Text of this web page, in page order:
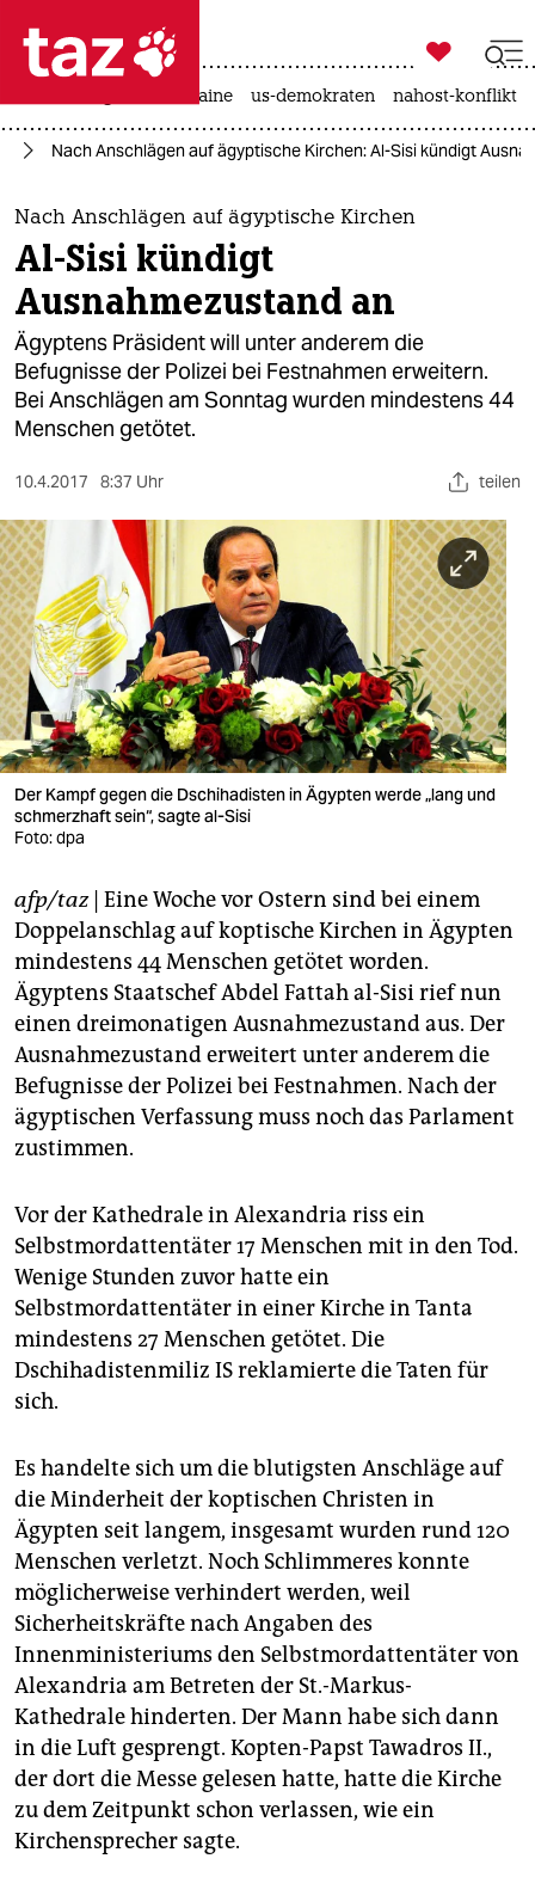
 taz zahl ich
taz zahl ich
themen
politik
öko
gesellschaft
kultur
sport
berlin
nord
wahrheit
verlag
verlag
veranstaltungen
shop
fragen & hilfe
unterstützen
abo
genossenschaft
epaper login

taz zahl ich
krieg in der ukraine us-demokraten nahost-konflikt
Nach Anschlägen auf ägyptische Kirchen: Al-Sisi kündigt
Nach Anschlägen auf ägyptische Kirchen
Al-Sisi kündigt
Ausnahmezustand an
Ägyptens Präsident will unter anderem die
Befugnisse der Polizei bei Festnahmen erweitern.
Bei Anschlägen am Sonntag wurden mindestens 44
Menschen getötet.
10.4.2017 8:37 Uhr teilen
Der Kampf gegen die Dschihadisten in Ägypten werde „lang und
schmerzhaft sein“, sagte al-Sisi
Foto: dpa
afp/taz| Eine Woche vor Ostern sind bei einem
Doppelanschlag auf koptische Kirchen in Ägypten
mindestens 44 Menschen getötet worden.
Ägyptens Staatschef Abdel Fattah al-Sisi rief nun
einen dreimonatigen Ausnahmezustand aus. Der
Ausnahmezustand erweitert unter anderem die
Befugnisse der Polizei bei Festnahmen. Nach der
ägyptischen Verfassung muss noch das Parlament
zustimmen.
Vor der Kathedrale in Alexandria riss ein
Selbstmordattentäter 17 Menschen mit in den Tod.
Wenige Stunden zuvor hatte ein
Selbstmordattentäter in einer Kirche in Tanta
mindestens 27 Menschen getötet. Die
Dschihadistenmiliz IS reklamierte die Taten für
sich.
Es handelte sich um die blutigsten Anschläge auf
die Minderheit der koptischen Christen in
Ägypten seit langem, insgesamt wurden rund 120
Menschen verletzt. Noch Schlimmeres konnte
möglicherweise verhindert werden, weil
Sicherheitskräfte nach Angaben des
Innenministeriums den Selbstmordattentäter von
Alexandria am Betreten der St.-Markus-
Kathedrale hinderten. Der Mann habe sich dann
in die Luft gesprengt. Kopten-Papst Tawadros II.,
der dort die Messe gelesen hatte, hatte die Kirche
zu dem Zeitpunkt schon verlassen, wie ein
Kirchensprecher sagte.